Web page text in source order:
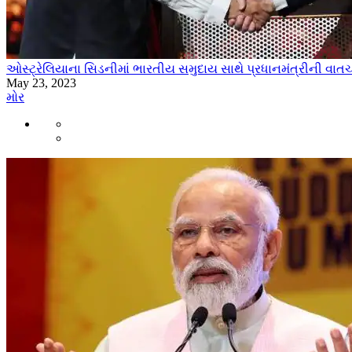
ઓસ્ટ્રેલિયાના સિડનીમાં ભારતીય સમુદાય સાથે પ્રધાનમંત્રીની
May 23, 2023
મોર